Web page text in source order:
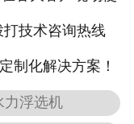
技术咨询热线
制化解决方案！
力浮选机